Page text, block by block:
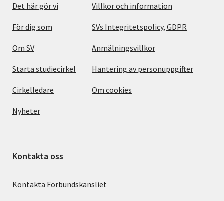
Det här gör vi
För dig som
Om SV
Starta studiecirkel
Cirkelledare
Nyheter
Villkor och information
SVs Integritetspolicy, GDPR
Anmälningsvillkor
Hantering av personuppgifter
Om cookies
Kontakta oss
Kontakta Förbundskansliet